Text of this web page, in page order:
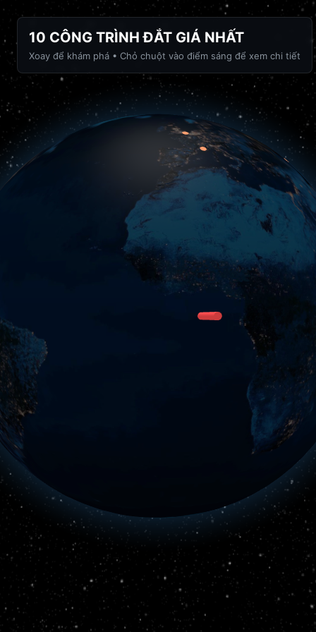
10 CÔNG TRÌNH ĐẮT GIÁ NHẤT
Xoay để khám phá • Chỏ chuột vào điểm sáng để xem chi tiết